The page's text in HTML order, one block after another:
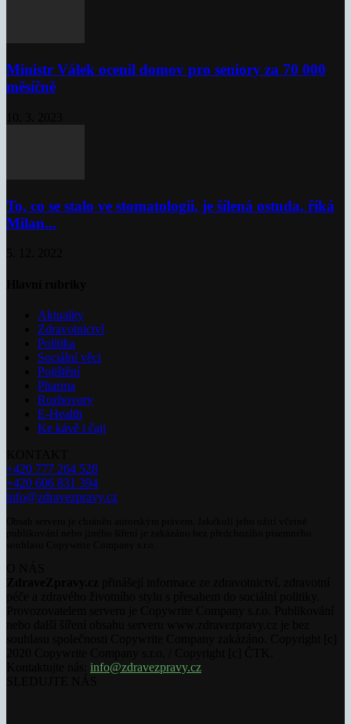
Ministr Válek ocenil domov pro seniory za 70 000
měsíčně
To, co se stalo ve stomatologii, je šílená ostuda, říká
Milan...
Aktuality
Zdravotnictví
Politika
Sociální věci
Pojištění
Pharma
Rozhovory
E-Health
Ke kávě i čaji
+420 777 264 528
+420 606 831 394
info@zdravezpravy.cz
info@zdravezpravy.cz